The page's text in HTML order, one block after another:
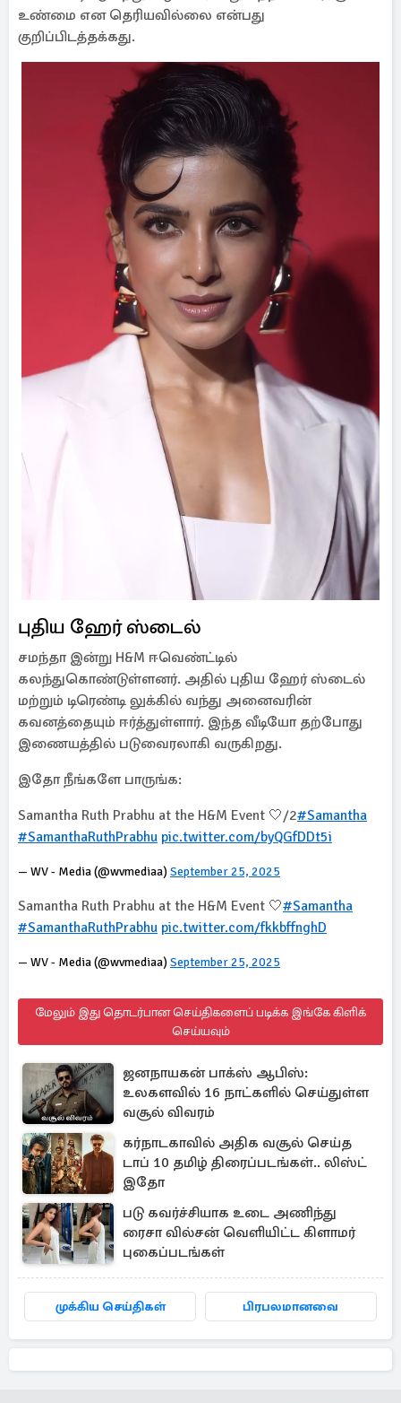
உண்மை என தெரியவில்லை என்பது
குறிப்பிடத்தக்கது.
புதிய ஹேர் ஸ்டைல்
சமந்தா இன்று H&M ஈவெண்ட்டில்
கலந்துகொண்டுள்ளனர். அதில் புதிய ஹேர் ஸ்டைல்
மற்றும் டிரெண்டி லுக்கில் வந்து அனைவரின்
கவனத்தையும் ஈர்த்துள்ளார். இந்த வீடியோ தற்போது
இணையத்தில் படுவைரலாகி வருகிறது.
இதோ நீங்களே பாருங்க:
Samantha Ruth Prabhu at the H&M Event 🤍/2#Samantha
#SamanthaRuthPrabhu pic.twitter.com/byQGfDDt5i
— WV - Media (@wvmediaa) September 25, 2025
Samantha Ruth Prabhu at the H&M Event 🤍#Samantha
#SamanthaRuthPrabhu pic.twitter.com/fkkbffnghD
— WV - Media (@wvmediaa) September 25, 2025
மேலும் இது தொடர்பான செய்திகளைப் படிக்க இங்கே கிளிக்
செய்யவும்
ஜனநாயகன் பாக்ஸ் ஆபிஸ்:
உலகளவில் 16 நாட்களில் செய்துள்ள
வசூல் விவரம்
கர்நாடகாவில் அதிக வசூல் செய்த
டாப் 10 தமிழ் திரைப்படங்கள்.. லிஸ்ட்
இதோ
படு கவர்ச்சியாக உடை அணிந்து
ரைசா வில்சன் வெளியிட்ட கிளாமர்
புகைப்படங்கள்
முக்கிய செய்திகள் பிரபலமானவை